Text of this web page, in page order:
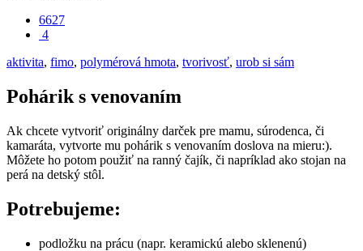
6627
4
aktivita, fimo, polymérová hmota, tvorivosť, urob si sám
Pohárik s venovaním
Ak chcete vytvoriť originálny darček pre mamu, súrodenca, či
kamaráta, vytvorte mu pohárik s venovaním doslova na mieru:).
Môžete ho potom použiť na ranný čajík, či napríklad ako stojan na
perá na detský stôl.
Potrebujeme:
podložku na prácu (napr. keramickú alebo sklenenú)